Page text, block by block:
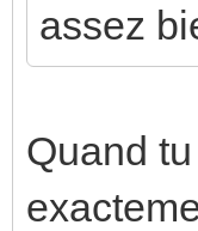
assez
Quand